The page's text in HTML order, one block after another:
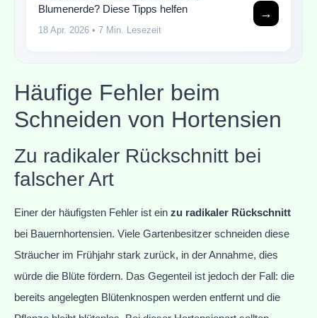
Blumenerde? Diese Tipps helfen
18 Apr. 2026 • 7 Min. Lesezeit
→
Häufige Fehler beim
Schneiden von Hortensien
Zu radikaler Rückschnitt bei
falscher Art
Einer der häufigsten Fehler ist ein zu radikaler Rückschnitt
bei Bauernhortensien. Viele Gartenbesitzer schneiden diese
Sträucher im Frühjahr stark zurück, in der Annahme, dies
würde die Blüte fördern. Das Gegenteil ist jedoch der Fall: die
bereits angelegten Blütenknospen werden entfernt und die